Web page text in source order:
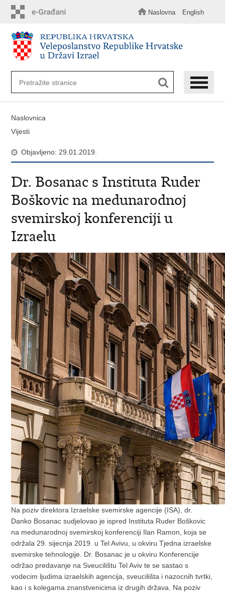
sadržaj
Naslovna English
Naslovnica
Vijesti
Objavljeno: 29.01.2019.
Dr. Bosanac s Instituta Ruder
Boškovic na medunarodnoj
svemirskoj konferenciji u
Izraelu
Na poziv direktora Izraelske svemirske agencije (ISA), dr.
Danko Bosanac sudjelovao je ispred Instituta Ruder Boškovic
na medunarodnoj svemirskoj konferenciji Ilan Ramon, koja se
održala 29. sijecnja 2019. u Tel Avivu, u okviru Tjedna izraelske
svemirske tehnologije. Dr. Bosanac je u okviru Konferencije
održao predavanje na Sveucilištu Tel Aviv te se sastao s
vodecim ljudima izraelskih agencija, sveucilišta i nazocnih tvrtki,
kao i s kolegama znanstvenicima iz drugih država. Na poziv